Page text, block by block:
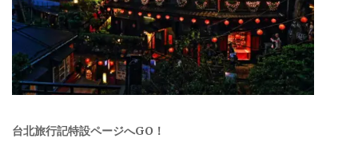
台北旅行記特設ページへGO！